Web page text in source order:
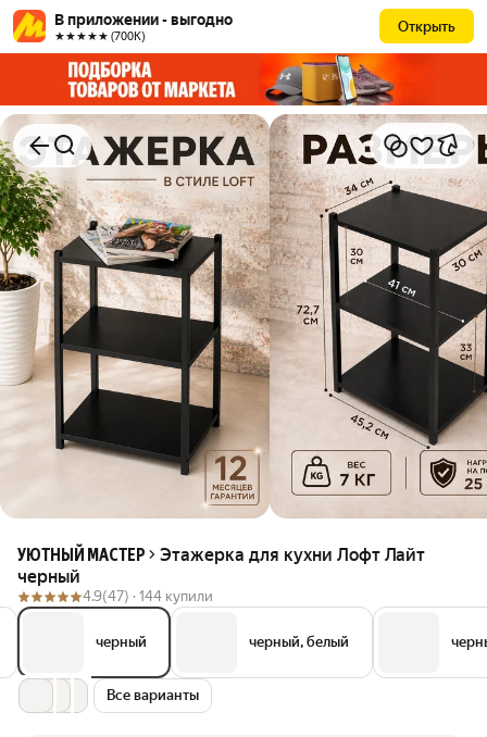
В приложении - выгодно
★★★★★ (700К)
Открыть
УЮТНЫЙ МАСТЕР
Этажерка для кухни Лофт Лайт
черный
4.9(47) · 144 купили
черный черный, белый
Все варианты